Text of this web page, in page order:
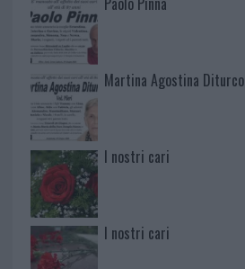
Martina Agostina Diturco
I nostri cari
I nostri cari